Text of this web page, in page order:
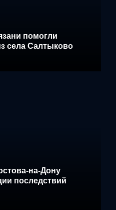
помогли
села Салтыково
на-Дону
последствий